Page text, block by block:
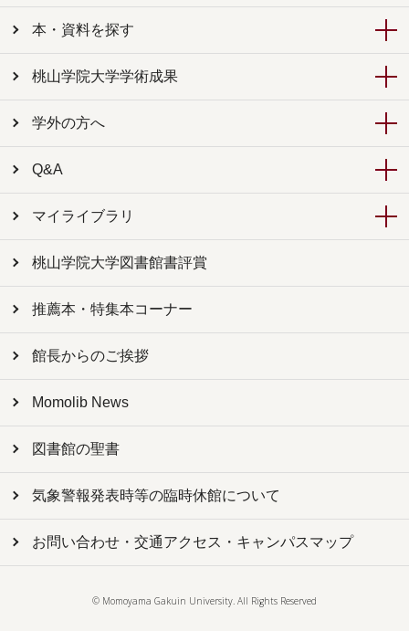
本・資料を探す
桃山学院大学学術成果
学外の方へ
Q&A
マイライブラリ
桃山学院大学図書館書評賞
推薦本・特集本コーナー
館長からのご挨拶
Momolib News
図書館の聖書
気象警報発表時等の臨時休館について
お問い合わせ・交通アクセス・キャンパスマップ
© Momoyama Gakuin University. All Rights Reserved